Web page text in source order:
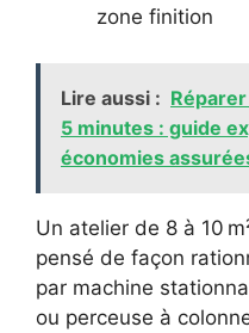
zone finition
Lire aussi :
5 minutes : guide
économies
Un atelier de 8 à 10
pensé de façon
par machine
ou perceuse à